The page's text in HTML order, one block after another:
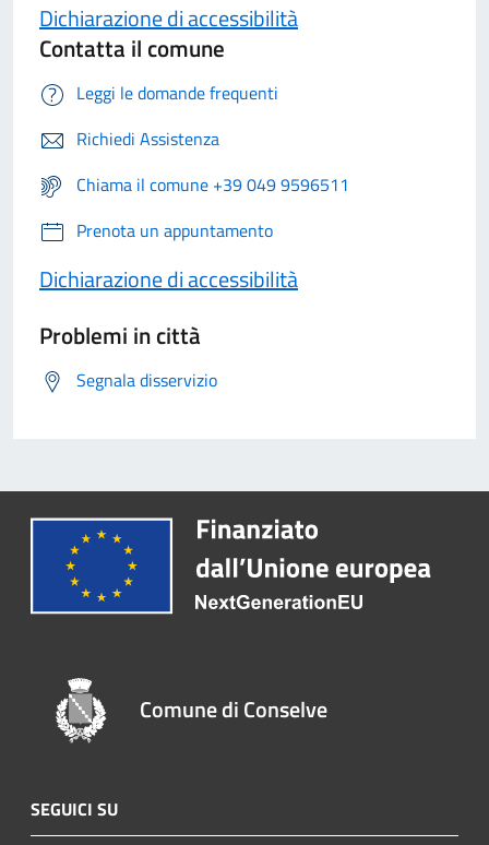
Dichiarazione di accessibilità
Contatta il comune
Leggi le domande frequenti
Richiedi Assistenza
Chiama il comune +39 049 9596511
Prenota un appuntamento
Dichiarazione di accessibilità
Problemi in città
Segnala disservizio
Comune di Conselve
SEGUICI SU